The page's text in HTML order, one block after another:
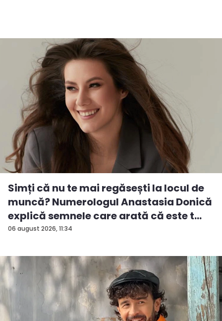
06 august 2026, 11:34
Simți că nu te mai regăsești la locul de
muncă? Numerologul Anastasia Donică
explică semnele care arată că este t...